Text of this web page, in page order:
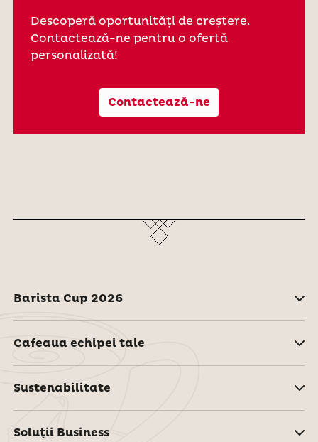
Descoperă oportunități de creștere.
Contactează-ne pentru o ofertă
personalizată!
Contactează-ne
Barista Cup 2026
Cafeaua echipei tale
Sustenabilitate
Soluţii Business